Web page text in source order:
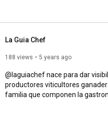
La Guia Chef
188 views 5 years ago
@laguiachef nace para dar
productores viticultores
familia que componen la